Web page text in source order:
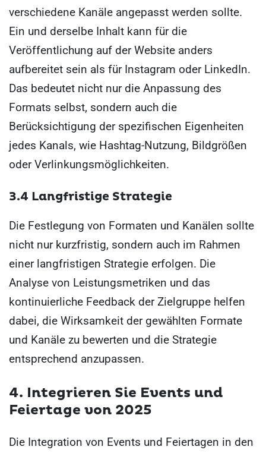
verschiedene Kanäle angepasst werden sollte.
Ein und derselbe Inhalt kann für die
Veröffentlichung auf der Website anders
aufbereitet sein als für Instagram oder LinkedIn.
Das bedeutet nicht nur die Anpassung des
Formats selbst, sondern auch die
Berücksichtigung der spezifischen Eigenheiten
jedes Kanals, wie Hashtag-Nutzung, Bildgrößen
oder Verlinkungsmöglichkeiten.
3.4 Langfristige Strategie
Die Festlegung von Formaten und Kanälen sollte
nicht nur kurzfristig, sondern auch im Rahmen
einer langfristigen Strategie erfolgen. Die
Analyse von Leistungsmetriken und das
kontinuierliche Feedback der Zielgruppe helfen
dabei, die Wirksamkeit der gewählten Formate
und Kanäle zu bewerten und die Strategie
entsprechend anzupassen.
4. Integrieren Sie Events und
Feiertage von 2025
Die Integration von Events und Feiertagen in den